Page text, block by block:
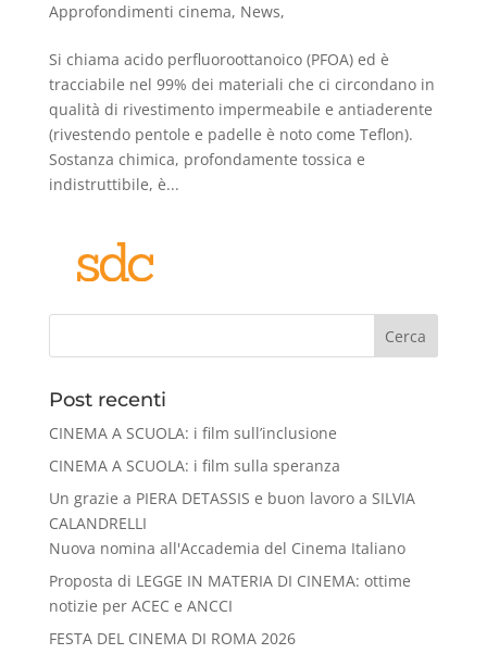
Approfondimenti cinema, News,
Si chiama acido perfluoroottanoico (PFOA) ed è
tracciabile nel 99% dei materiali che ci circondano in
qualità di rivestimento impermeabile e antiaderente
(rivestendo pentole e padelle è noto come Teflon).
Sostanza chimica, profondamente tossica e
indistruttibile, è...
Cerca
Post recenti
CINEMA A SCUOLA: i film sull’inclusione
CINEMA A SCUOLA: i film sulla speranza
Un grazie a PIERA DETASSIS e buon lavoro a SILVIA
CALANDRELLI
Nuova nomina all'Accademia del Cinema Italiano
Proposta di LEGGE IN MATERIA DI CINEMA: ottime
notizie per ACEC e ANCCI
FESTA DEL CINEMA DI ROMA 2026